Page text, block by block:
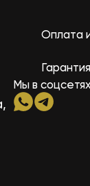
Оплата
Мы в соцсетях